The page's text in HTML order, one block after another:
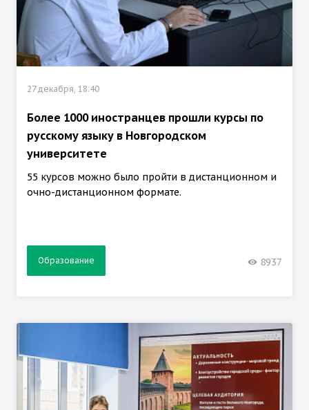
27 декабря, 18:40
Более 1000 иностранцев прошли курсы по
русскому языку в Новгородском
университете
55 курсов можно было пройти в дистанционном и
очно-дистанционном формате.
Образование 8937